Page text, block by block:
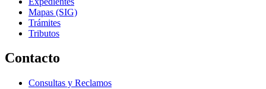
Mapas (SIG)
Trámites
Tributos
Contacto
Consultas y Reclamos